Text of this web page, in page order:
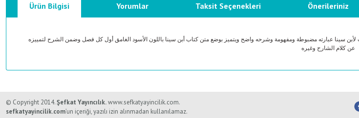
Ürün Bilgisi Yorumlar Taksit Seçenekleri Önerileriniz
سينا عبارته مضبوطة ومفهومة وشرحه واضح ويتميز بوضع متن كتاب أبن سينا باللون الأسود الغامق أول كل فصل وضمن الشرح لتمييزه
عن كلام الشارح وغيره
Bu ürüne ilk yorumu siz
Görüş ve önerileriniz için teşekkür ederiz.
© Copyright 2014.Şefkat Yayıncılık.www.sefkatyayincilik.com.
sefkatyayincilik.com’un içeriği, yazılı izin alınmadan kullanılamaz.